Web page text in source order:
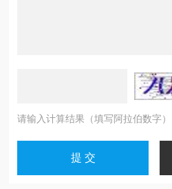
请输入计算结果（填写阿拉伯数字